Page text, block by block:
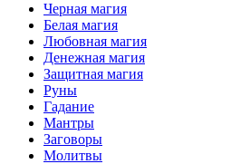
Черная магия
Белая магия
Любовная магия
Денежная магия
Защитная магия
Руны
Гадание
Мантры
Заговоры
Молитвы